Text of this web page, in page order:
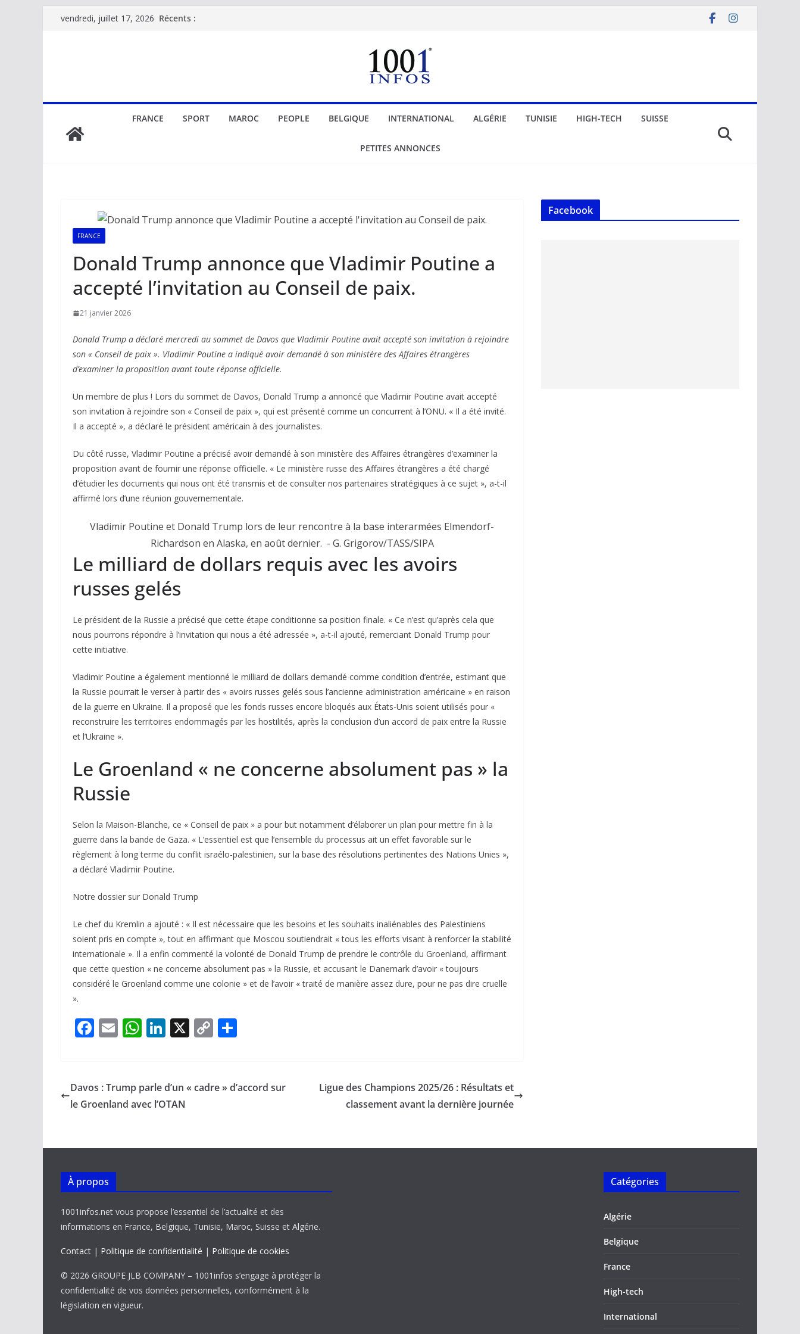
Passervendredi, juillet 17, 2026 Récents :
FRANCE SPORT MAROC PEOPLE BELGIQUE INTERNATIONAL ALGÉRIE TUNISIE HIGH-TECH SUISSE
PETITES ANNONCES
FRANCE
Donald Trump annonce que Vladimir Poutine a
accepté l’invitation au Conseil de paix.
21 janvier 2026
Donald Trump a déclaré mercredi au sommet de Davos que Vladimir Poutine avait accepté son invitation à rejoindre
son « Conseil de paix ». Vladimir Poutine a indiqué avoir demandé à son ministère des Affaires étrangères
d’examiner la proposition avant toute réponse officielle.
Un membre de plus ! Lors du sommet de Davos, Donald Trump a annoncé que Vladimir Poutine avait accepté
son invitation à rejoindre son « Conseil de paix », qui est présenté comme un concurrent à l’ONU. « Il a été invité.
Il a accepté », a déclaré le président américain à des journalistes.
Du côté russe, Vladimir Poutine a précisé avoir demandé à son ministère des Affaires étrangères d’examiner la
proposition avant de fournir une réponse officielle. « Le ministère russe des Affaires étrangères a été chargé
d’étudier les documents qui nous ont été transmis et de consulter nos partenaires stratégiques à ce sujet », a-t-il
affirmé lors d’une réunion gouvernementale.
Vladimir Poutine et Donald Trump lors de leur rencontre à la base interarmées Elmendorf-
Richardson en Alaska, en août dernier. - G. Grigorov/TASS/SIPA
Le milliard de dollars requis avec les avoirs
russes gelés
Le président de la Russie a précisé que cette étape conditionne sa position finale. « Ce n’est qu’après cela que
nous pourrons répondre à l’invitation qui nous a été adressée », a-t-il ajouté, remerciant Donald Trump pour
cette initiative.
Vladimir Poutine a également mentionné le milliard de dollars demandé comme condition d’entrée, estimant que
la Russie pourrait le verser à partir des « avoirs russes gelés sous l’ancienne administration américaine » en raison
de la guerre en Ukraine. Il a proposé que les fonds russes encore bloqués aux États-Unis soient utilisés pour «
reconstruire les territoires endommagés par les hostilités, après la conclusion d’un accord de paix entre la Russie
et l’Ukraine ».
Le Groenland « ne concerne absolument pas » la
Russie
Selon la Maison-Blanche, ce « Conseil de paix » a pour but notamment d’élaborer un plan pour mettre fin à la
guerre dans la bande de Gaza. « L’essentiel est que l’ensemble du processus ait un effet favorable sur le
règlement à long terme du conflit israélo-palestinien, sur la base des résolutions pertinentes des Nations Unies »,
a déclaré Vladimir Poutine.
Notre dossier sur Donald Trump
Le chef du Kremlin a ajouté : « Il est nécessaire que les besoins et les souhaits inaliénables des Palestiniens
soient pris en compte », tout en affirmant que Moscou soutiendrait « tous les efforts visant à renforcer la stabilité
internationale ». Il a enfin commenté la volonté de Donald Trump de prendre le contrôle du Groenland, affirmant
que cette question « ne concerne absolument pas » la Russie, et accusant le Danemark d’avoir « toujours
considéré le Groenland comme une colonie » et de l’avoir « traité de manière assez dure, pour ne pas dire cruelle
».
F
b
o
k
E
l
W
s
A
p
Li
e
dI
X C
y
k
g
Davos : Trump parle d’un « cadre » d’accord sur
le Groenland avec l’OTAN
Ligue des Champions 2025/26 : Résultats et
classement avant la dernière journée
Facebook
À propos
1001infos.net vous propose l’essentiel de l’actualité et des
informations en France, Belgique, Tunisie, Maroc, Suisse et Algérie.
Contact | Politique de confidentialité | Politique de cookies
© 2026 GROUPE JLB COMPANY – 1001infos s’engage à protéger la
confidentialité de vos données personnelles, conformément à la
législation en vigueur.
Catégories
Algérie
Belgique
France
High-tech
International